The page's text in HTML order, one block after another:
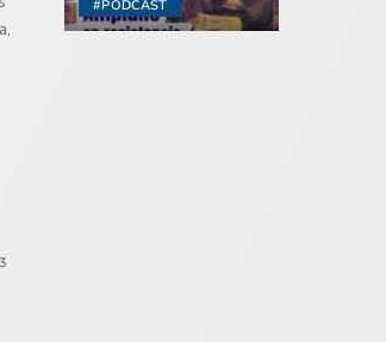
#PODCAST